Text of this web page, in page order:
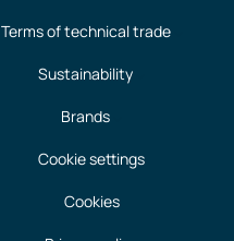
Terms of technical trade
Sustainability
Brands
Cookie settings
Cookies